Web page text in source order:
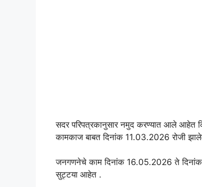
सदर परिपत्रकानुसार नमुद करण्यात आले आहेत
कामकाज बाबत दिनांक 11.03.2026 रोजी
जनगणनेचे काम दिनांक 16.05.2026 ते दिनांक
सुट्टया आहेत .